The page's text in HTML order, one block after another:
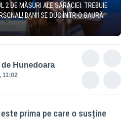
2 DE MĂSURI ALE SĂRĂCIEI: TREBUIE
BANII SE DUC ÎNTR-O GAURĂ
de Hunedoara
11:02
prima pe care o susține